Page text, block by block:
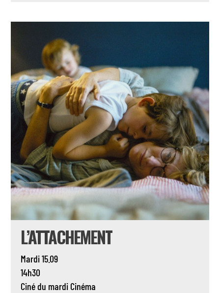
L’ATTACHEMENT
Mardi 15.09
14h30
Ciné du mardi Cinéma